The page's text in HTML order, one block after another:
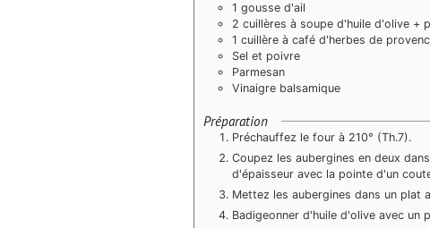
1 gousse d'ail
2 cuillères à soupe d'huile d'olive +
1 cuillère à café d'herbes de
Sel et poivre
Parmesan
Vinaigre balsamique
Préparation
Préchauffez le four à 210° (Th.7).
Coupez les aubergines en deux
d'épaisseur avec la pointe d'un
Mettez les aubergines dans un plat
Badigeonner d'huile d'olive avec un